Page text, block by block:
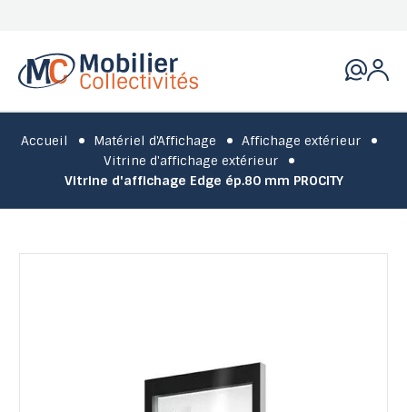
Accueil Matériel d'Affichage
Affichage extérieur
Vitrine d'affichage extérieur
Vitrine d'affichage Edge ép.80 mm PROCITY